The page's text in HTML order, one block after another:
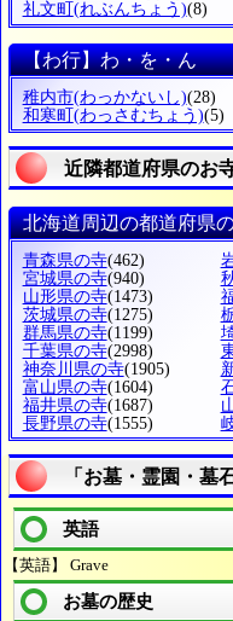
礼文町 (れぶんちょう)(8)
【わ行】わ・を・ん
稚内市(わっかないし)
和寒町 (わっさむちょう)
近隣都道府県のお
北海道周辺の都道府県
青森県の寺(462)
宮城県の寺(940)
山形県の寺(1473)
茨城県の寺(1275)
群馬県の寺(1199)
千葉県の寺(2998)
神奈川県の寺(1905)
富山県の寺(1604)
福井県の寺(1687)
長野県の寺(1555)
「お墓・霊園・墓
英語
【英語】 Grave
お墓の歴史